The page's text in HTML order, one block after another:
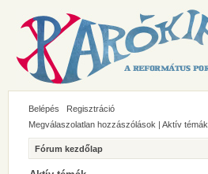
Belépés Regisztráció
Megválaszolatlan hozzászólások | Aktív témák
Fórum kezdőlap